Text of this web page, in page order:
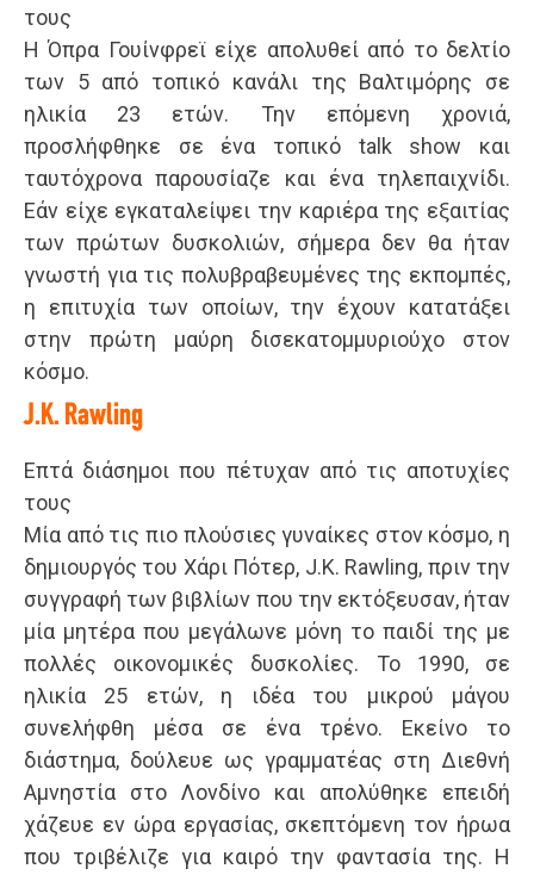
τους
Η Όπρα Γουίνφρεϊ είχε απολυθεί από το δελτίο
των 5 από τοπικό κανάλι της Βαλτιμόρης σε
ηλικία 23 ετών. Την επόμενη χρονιά,
προσλήφθηκε σε ένα τοπικό talk show και
ταυτόχρονα παρουσίαζε και ένα τηλεπαιχνίδι.
Εάν είχε εγκαταλείψει την καριέρα της εξαιτίας
των πρώτων δυσκολιών, σήμερα δεν θα ήταν
γνωστή για τις πολυβραβευμένες της εκπομπές,
η επιτυχία των οποίων, την έχουν κατατάξει
στην πρώτη μαύρη δισεκατομμυριούχο στον
κόσμο.
J.K. Rawling
Επτά διάσημοι που πέτυχαν από τις αποτυχίες
τους
Μία από τις πιο πλούσιες γυναίκες στον κόσμο, η
δημιουργός του Χάρι Πότερ, J.K. Rawling, πριν την
συγγραφή των βιβλίων που την εκτόξευσαν, ήταν
μία μητέρα που μεγάλωνε μόνη το παιδί της με
πολλές οικονομικές δυσκολίες. Το 1990, σε
ηλικία 25 ετών, η ιδέα του μικρού μάγου
συνελήφθη μέσα σε ένα τρένο. Εκείνο το
διάστημα, δούλευε ως γραμματέας στη Διεθνή
Αμνηστία στο Λονδίνο και απολύθηκε επειδή
χάζευε εν ώρα εργασίας, σκεπτόμενη τον ήρωα
που τριβέλιζε για καιρό την φαντασία της. Η